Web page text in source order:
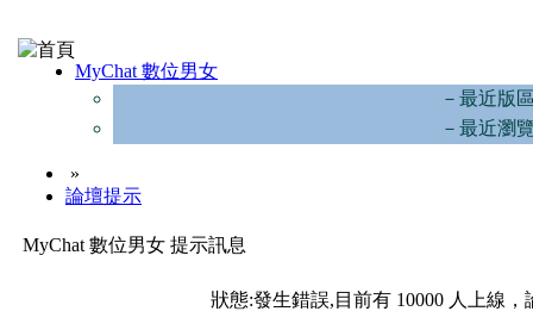
MyChat 數位男女
－最近版
－最近瀏
»
論壇提示
MyChat 數位男女 提示訊息
狀態:發生錯誤,目前有 10000 人上線